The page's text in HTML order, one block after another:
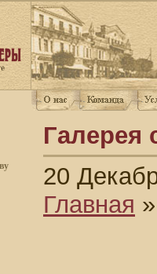
Галерея
20
Главная »